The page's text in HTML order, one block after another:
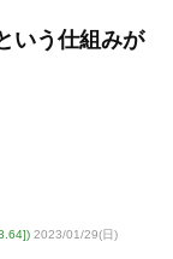
いう仕組みが
2023/01/29(日)